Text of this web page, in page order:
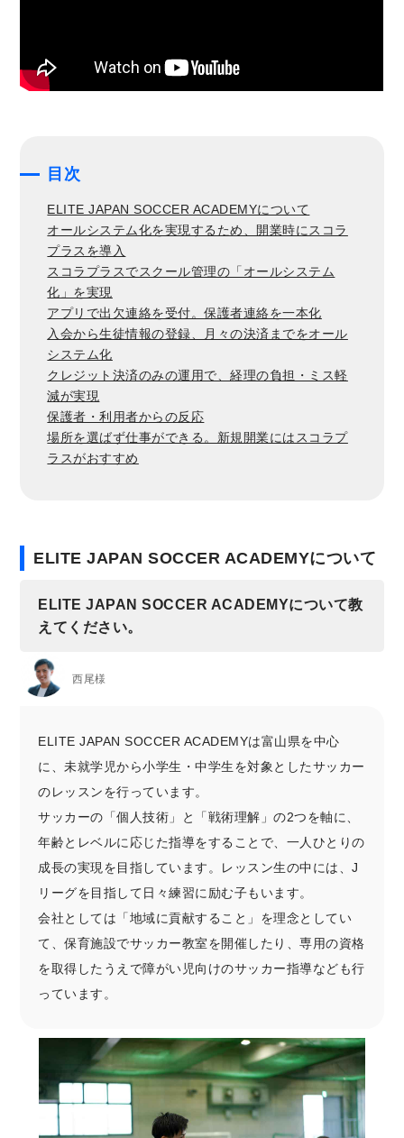
目次
ELITE JAPAN SOCCER ACADEMYについて
オールシステム化を実現するため、開業時にスコラ
プラスを導入
スコラプラスでスクール管理の「オールシステム
化」を実現
アプリで出欠連絡を受付。保護者連絡を一本化
入会から生徒情報の登録、月々の決済までをオール
システム化
クレジット決済のみの運用で、経理の負担・ミス軽
減が実現
保護者・利用者からの反応
場所を選ばず仕事ができる。新規開業にはスコラプ
ラスがおすすめ
ELITE JAPAN SOCCER ACADEMYについて
ELITE JAPAN SOCCER ACADEMYについて教
えてください。
西尾様
ELITE JAPAN SOCCER ACADEMYは富山県を中心
に、未就学児から小学生・中学生を対象としたサッカー
のレッスンを行っています。
サッカーの「個人技術」と「戦術理解」の2つを軸に、
年齢とレベルに応じた指導をすることで、一人ひとりの
成長の実現を目指しています。レッスン生の中には、J
リーグを目指して日々練習に励む子もいます。
会社としては「地域に貢献すること」を理念としてい
て、保育施設でサッカー教室を開催したり、専用の資格
を取得したうえで障がい児向けのサッカー指導なども行
っています。